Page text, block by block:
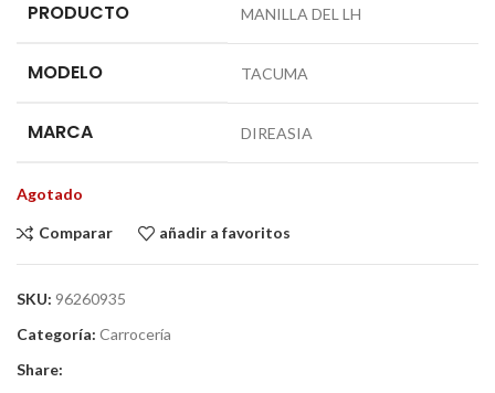
PRODUCTO MANILLA DEL LH
MODELO TACUMA
MARCA DIREASIA
Agotado
Comparar añadir a favoritos
SKU: 96260935
Categoría: Carrocería
Share: